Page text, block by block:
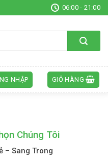
06:00 - 21:00
NHẬP GIỎ HÀNG
Chúng Tôi
– Sang Trong